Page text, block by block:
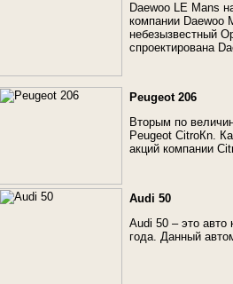
Daewoo LE Mans
компании Daewoo
небезызвестный
спроектирована
Peugeot 206
Вторым по
Peugeot CitroКn.
акций компании
Audi 50
Audi 50 – это авто
года. Данный